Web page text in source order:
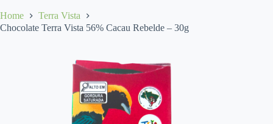
Home
Terra Vista
Chocolate Terra Vista 56% Cacau Rebelde – 30g